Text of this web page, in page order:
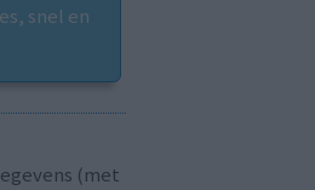
snel en
(met